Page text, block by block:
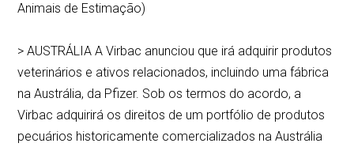
Animais de Estimação)
> AUSTRÁLIA A Virbac anunciou que irá adquirir produtos
veterinários e ativos relacionados, incluindo uma fábrica
na Austrália, da Pfizer. Sob os termos do acordo, a
Virbac adquirirá os direitos de um portfólio de produtos
pecuários historicamente comercializados na Austrália